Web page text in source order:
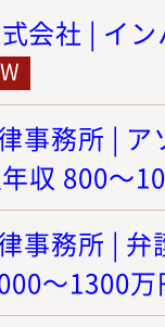
会社 | イ
事務所 | ア
収 800～
事務所 | 弁
～1300